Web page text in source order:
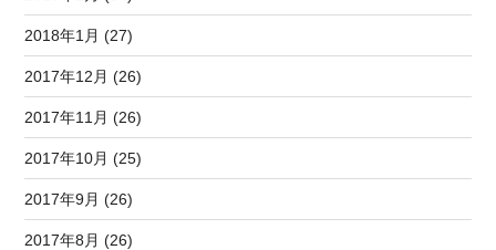
2018年1月 (27)
2017年12月 (26)
2017年11月 (26)
2017年10月 (25)
2017年9月 (26)
2017年8月 (26)